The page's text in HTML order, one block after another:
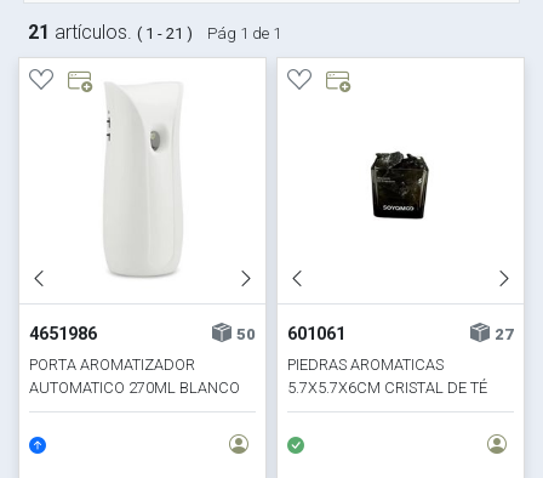
4651986
50
PORTA AROMATIZADOR
AUTOMATICO 270ML BLANCO
601061
27
PIEDRAS AROMATICAS
5.7X5.7X6CM CRISTAL DE TÉ
21 artículos.( 1 - 21 ) Pág 1 de 1